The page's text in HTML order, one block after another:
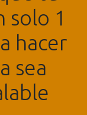
solo 1
hacer
sea